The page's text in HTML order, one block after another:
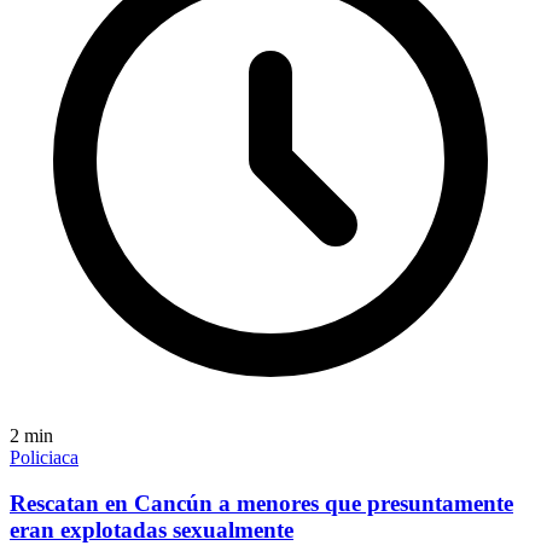
2 min
Policiaca
Rescatan en Cancún a menores que presuntamente
eran explotadas sexualmente